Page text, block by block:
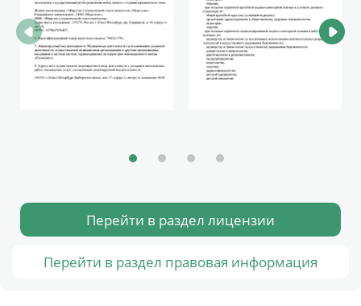
Перейти в раздел лицензии
Перейти в раздел правовая информация